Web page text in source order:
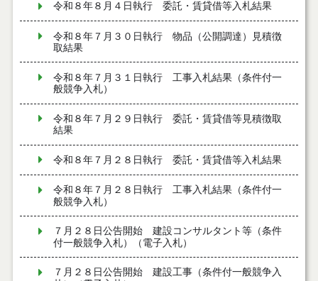
令和８年８月４日執行 委託・賃貸借等入札結果
令和８年７月３０日執行 物品（公開調達）見積徴
取結果
令和８年７月３１日執行 工事入札結果（条件付一
般競争入札）
令和８年７月２９日執行 委託・賃貸借等見積徴取
結果
令和８年７月２８日執行 委託・賃貸借等入札結果
令和８年７月２８日執行 工事入札結果（条件付一
般競争入札）
７月２８日公告開始 建設コンサルタント等（条件
付一般競争入札）（電子入札）
７月２８日公告開始 建設工事（条件付一般競争入